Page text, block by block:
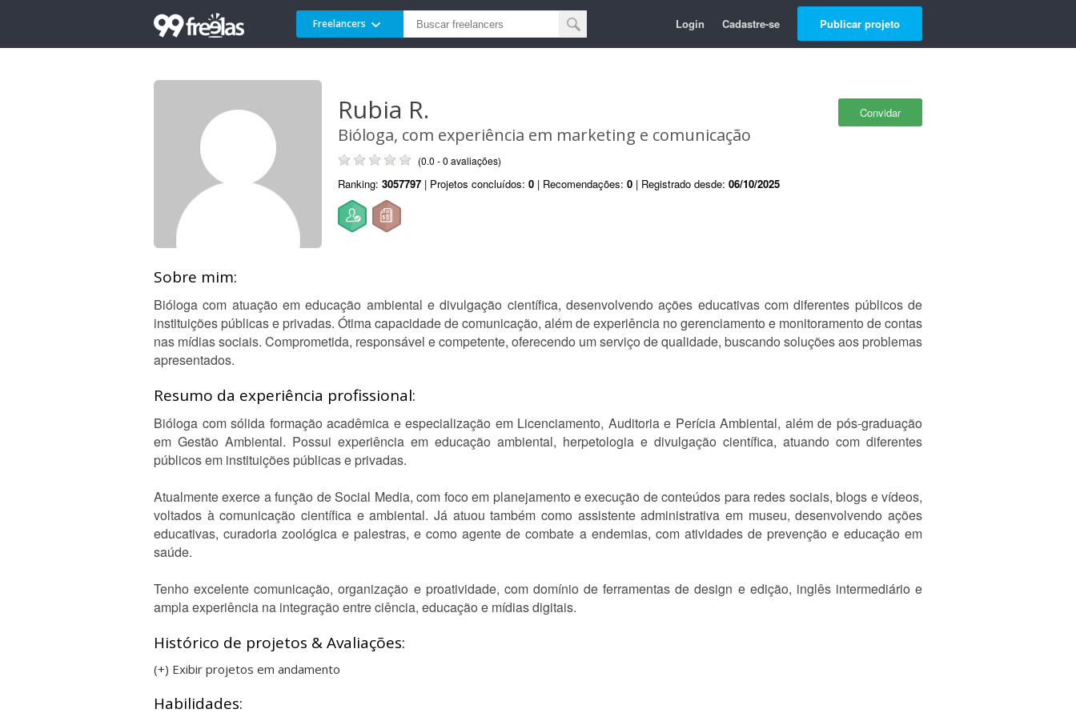
Freelancers Login Cadastre-se Publicar projeto
Convidar
Rubia R.
Bióloga, com experiência em marketing e comunicação
(0.0 - 0 avaliações)
Ranking: 3057797 | Projetos concluídos: 0 | Recomendações: 0 | Registrado desde: 06/10/2025
Sobre mim:
Bióloga com atuação em educação ambiental e divulgação científica, desenvolvendo ações educativas com diferentes públicos de
instituições públicas e privadas. Ótima capacidade de comunicação, além de experiência no gerenciamento e monitoramento de contas
nas mídias sociais. Comprometida, responsável e competente, oferecendo um serviço de qualidade, buscando soluções aos problemas
apresentados.
Resumo da experiência profissional:
Bióloga com sólida formação acadêmica e especialização em Licenciamento, Auditoria e Perícia Ambiental, além de pós-graduação
em Gestão Ambiental. Possui experiência em educação ambiental, herpetologia e divulgação científica, atuando com diferentes
públicos em instituições públicas e privadas.
Atualmente exerce a função de Social Media, com foco em planejamento e execução de conteúdos para redes sociais, blogs e vídeos,
voltados à comunicação científica e ambiental. Já atuou também como assistente administrativa em museu, desenvolvendo ações
educativas, curadoria zoológica e palestras, e como agente de combate a endemias, com atividades de prevenção e educação em
saúde.
Tenho excelente comunicação, organização e proatividade, com domínio de ferramentas de design e edição, inglês intermediário e
ampla experiência na integração entre ciência, educação e mídias digitais.
Histórico de projetos & Avaliações:
(+) Exibir projetos em andamento
Habilidades: